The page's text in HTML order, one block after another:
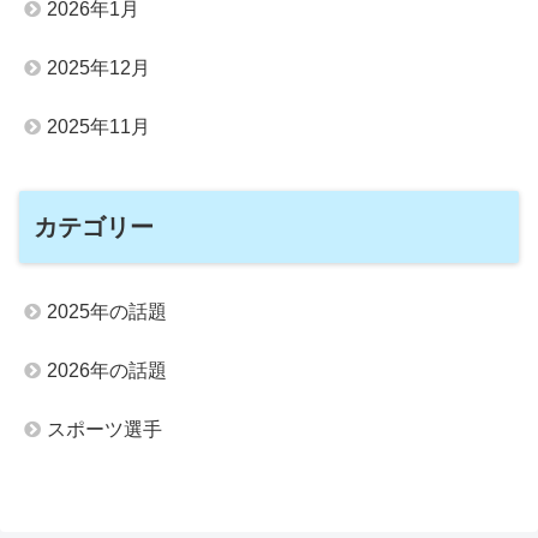
2026年1月
2025年12月
2025年11月
カテゴリー
2025年の話題
2026年の話題
スポーツ選手